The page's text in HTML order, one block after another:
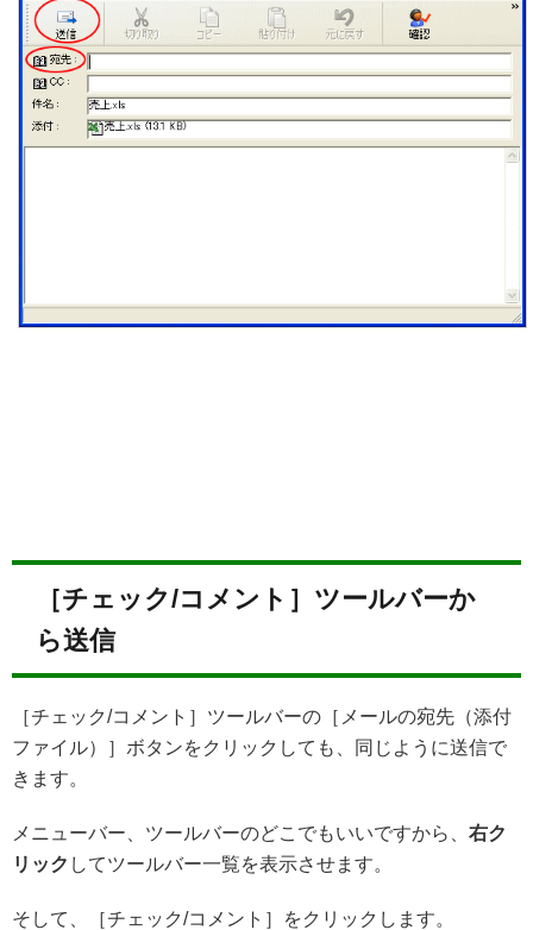
［チェック/コメント］ツールバーか
ら送信
［チェック/コメント］ツールバーの［メールの宛先（添付
ファイル）］ボタンをクリックしても、同じように送信で
きます。
メニューバー、ツールバーのどこでもいいですから、 右ク
リック してツールバー一覧を表示させます。
そして、［チェック/コメント］をクリックします。